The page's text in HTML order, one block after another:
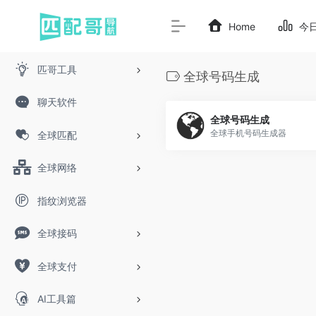
匹哥工具
聊天软件
全球匹配
全球网络
指纹浏览器
全球接码
全球支付
AI工具篇
Home 今
全球号码生成
全球号码生成
全球手机号码生成器